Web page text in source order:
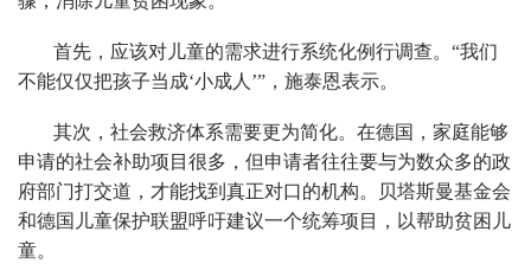
首先，应该对儿童的需求进行系统化例行调查。“我们
不能仅仅把孩子当成‘小成人’”，施泰恩表示。
其次，社会救济体系需要更为简化。在德国，家庭能够
申请的社会补助项目很多，但申请者往往要与为数众多的政
府部门打交道，才能找到真正对口的机构。贝塔斯曼基金会
和德国儿童保护联盟呼吁建议一个统筹项目，以帮助贫困儿
童。